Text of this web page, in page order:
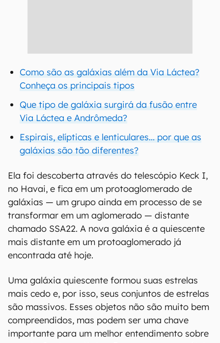
Como são as galáxias além da Via Láctea?
Conheça os principais tipos
Que tipo de galáxia surgirá da fusão entre
Via Láctea e Andrômeda?
Espirais, elípticas e lenticulares... por que as
galáxias são tão diferentes?
Ela foi descoberta através do telescópio Keck I,
no Havai, e fica em um protoaglomerado de
galáxias — um grupo ainda em processo de se
transformar em um aglomerado — distante
chamado SSA22. A nova galáxia é a quiescente
mais distante em um protoaglomerado já
encontrada até hoje.
Uma galáxia quiescente formou suas estrelas
mais cedo e, por isso, seus conjuntos de estrelas
são massivos. Esses objetos não são muito bem
compreendidos, mas podem ser uma chave
importante para um melhor entendimento sobre